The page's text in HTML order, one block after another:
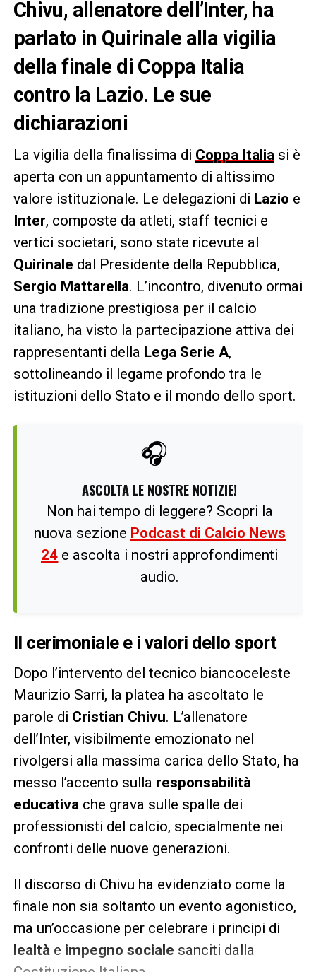
Chivu, allenatore dell’Inter, ha
parlato in Quirinale alla vigilia
della finale di Coppa Italia
contro la Lazio. Le sue
dichiarazioni
La vigilia della finalissima di Coppa Italia si è
aperta con un appuntamento di altissimo
valore istituzionale. Le delegazioni di Lazio e
Inter, composte da atleti, staff tecnici e
vertici societari, sono state ricevute al
Quirinale dal Presidente della Repubblica,
Sergio Mattarella. L’incontro, divenuto ormai
una tradizione prestigiosa per il calcio
italiano, ha visto la partecipazione attiva dei
rappresentanti della Lega Serie A,
sottolineando il legame profondo tra le
istituzioni dello Stato e il mondo dello sport.
🎧
ASCOLTA LE NOSTRE NOTIZIE!
Non hai tempo di leggere? Scopri la
nuova sezione Podcast di Calcio News
24 e ascolta i nostri approfondimenti
audio.
Il cerimoniale e i valori dello sport
Dopo l’intervento del tecnico biancoceleste
Maurizio Sarri, la platea ha ascoltato le
parole di Cristian Chivu. L’allenatore
dell’Inter, visibilmente emozionato nel
rivolgersi alla massima carica dello Stato, ha
messo l’accento sulla responsabilità
educativa che grava sulle spalle dei
professionisti del calcio, specialmente nei
confronti delle nuove generazioni.
Il discorso di Chivu ha evidenziato come la
finale non sia soltanto un evento agonistico,
ma un’occasione per celebrare i principi di
lealtà e impegno sociale sanciti dalla